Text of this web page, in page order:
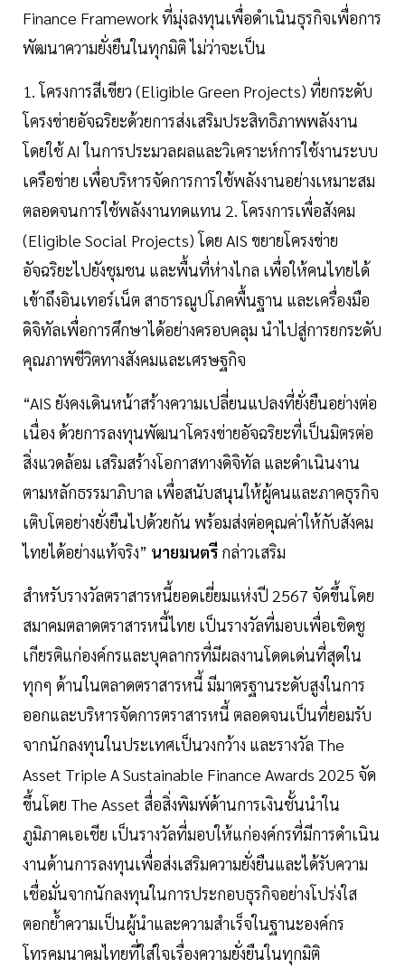
Finance Framework ที่มุ่งลงทุนเพื่อดำเนินธุรกิจเพื่อการ
พัฒนาความยั่งยืนในทุกมิติ ไม่ว่าจะเป็น
1. โครงการสีเขียว (Eligible Green Projects) ที่ยกระดับ
โครงข่ายอัจฉริยะด้วยการส่งเสริมประสิทธิภาพพลังงาน
โดยใช้ AI ในการประมวลผลและวิเคราะห์การใช้งานระบบ
เครือข่าย เพื่อบริหารจัดการการใช้พลังงานอย่างเหมาะสม
ตลอดจนการใช้พลังงานทดแทน 2. โครงการเพื่อสังคม
(Eligible Social Projects) โดย AIS ขยายโครงข่าย
อัจฉริยะไปยังชุมชน และพื้นที่ห่างไกล เพื่อให้คนไทยได้
เข้าถึงอินเทอร์เน็ต สาธารณูปโภคพื้นฐาน และเครื่องมือ
ดิจิทัลเพื่อการศึกษาได้อย่างครอบคลุม นำไปสู่การยกระดับ
คุณภาพชีวิตทางสังคมและเศรษฐกิจ
“AIS ยังคงเดินหน้าสร้างความเปลี่ยนแปลงที่ยั่งยืนอย่างต่อ
เนื่อง ด้วยการลงทุนพัฒนาโครงข่ายอัจฉริยะที่เป็นมิตรต่อ
สิ่งแวดล้อม เสริมสร้างโอกาสทางดิจิทัล และดำเนินงาน
ตามหลักธรรมาภิบาล เพื่อสนับสนุนให้ผู้คนและภาคธุรกิจ
เติบโตอย่างยั่งยืนไปด้วยกัน พร้อมส่งต่อคุณค่าให้กับสังคม
ไทยได้อย่างแท้จริง” นายมนตรี กล่าวเสริม
สำหรับรางวัลตราสารหนี้ยอดเยี่ยมแห่งปี 2567 จัดขึ้นโดย
สมาคมตลาดตราสารหนี้ไทย เป็นรางวัลที่มอบเพื่อเชิดชู
เกียรติแก่องค์กรและบุคลากรที่มีผลงานโดดเด่นที่สุดใน
ทุกๆ ด้านในตลาดตราสารหนี้ มีมาตรฐานระดับสูงในการ
ออกและบริหารจัดการตราสารหนี้ ตลอดจนเป็นที่ยอมรับ
จากนักลงทุนในประเทศเป็นวงกว้าง และรางวัล The
Asset Triple A Sustainable Finance Awards 2025 จัด
ขึ้นโดย The Asset สื่อสิ่งพิมพ์ด้านการเงินชั้นนำใน
ภูมิภาคเอเชีย เป็นรางวัลที่มอบให้แก่องค์กรที่มีการดำเนิน
งานด้านการลงทุนเพื่อส่งเสริมความยั่งยืนและได้รับความ
เชื่อมั่นจากนักลงทุนในการประกอบธุรกิจอย่างโปร่งใส
ตอกย้ำความเป็นผู้นำและความสำเร็จในฐานะองค์กร
โทรคมนาคมไทยที่ใส่ใจเรื่องความยั่งยืนในทุกมิติ